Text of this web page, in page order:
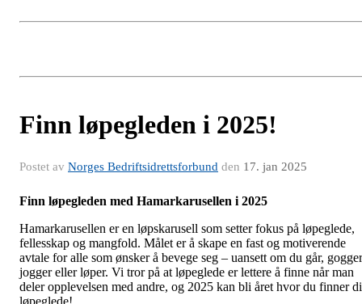
Finn løpegleden i 2025!
Postet av Norges Bedriftsidrettsforbund den 17. jan 2025
Finn løpegleden med Hamarkarusellen i 2025
Hamarkarusellen er en løpskarusell som setter fokus på løpeglede,
fellesskap og mangfold. Målet er å skape en fast og motiverende
avtale for alle som ønsker å bevege seg – uansett om du går,
jogger eller løper. Vi tror på at løpeglede er lettere å finne når man
deler opplevelsen med andre, og 2025 kan bli året hvor du finner